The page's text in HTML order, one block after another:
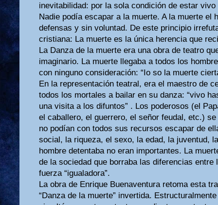
inevitabilidad: por la sola condición de estar vivo
Nadie podía escapar a la muerte. A la muerte el
defensas y sin voluntad. De este principio
cristiana: La muerte es la única herencia que
La Danza de la muerte era una obra de teatro
imaginario. La muerte llegaba a todos los
con ninguno consideración: “Io so la muerte
En la representación teatral, era el maestro de
todos los mortales a bailar en su danza: “vivo
una visita a los difuntos” . Los poderosos (el
el caballero, el guerrero, el señor feudal, etc.)
no podían con todos sus recursos escapar de
social, la riqueza, el sexo, la edad, la juventud,
hombre detentaba no eran importantes. La
de la sociedad que borraba las diferencias entre
fuerza “igualadora”.
La obra de Enrique Buenaventura retoma esta
“Danza de la muerte” invertida.